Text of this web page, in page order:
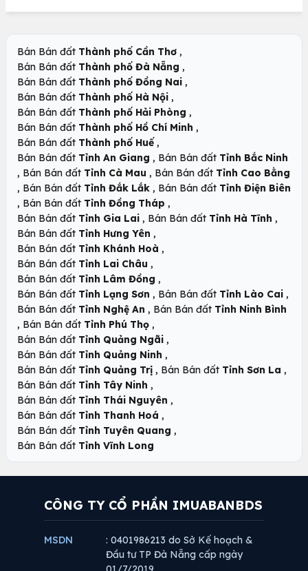
Bán Bán đất Thành phố Cần Thơ ,
Bán Bán đất Thành phố Đà Nẵng ,
Bán Bán đất Thành phố Đồng Nai ,
Bán Bán đất Thành phố Hà Nội ,
Bán Bán đất Thành phố Hải Phòng ,
Bán Bán đất Thành phố Hồ Chí Minh ,
Bán Bán đất Thành phố Huế ,
Bán Bán đất Tỉnh An Giang , Bán Bán đất Tỉnh Bắc Ninh
, Bán Bán đất Tỉnh Cà Mau , Bán Bán đất Tỉnh Cao Bằng
, Bán Bán đất Tỉnh Đắk Lắk , Bán Bán đất Tỉnh Điện Biên
, Bán Bán đất Tỉnh Đồng Tháp ,
Bán Bán đất Tỉnh Gia Lai , Bán Bán đất Tỉnh Hà Tĩnh ,
Bán Bán đất Tỉnh Hưng Yên ,
Bán Bán đất Tỉnh Khánh Hoà ,
Bán Bán đất Tỉnh Lai Châu ,
Bán Bán đất Tỉnh Lâm Đồng ,
Bán Bán đất Tỉnh Lạng Sơn , Bán Bán đất Tỉnh Lào Cai ,
Bán Bán đất Tỉnh Nghệ An , Bán Bán đất Tỉnh Ninh Bình
, Bán Bán đất Tỉnh Phú Thọ ,
Bán Bán đất Tỉnh Quảng Ngãi ,
Bán Bán đất Tỉnh Quảng Ninh ,
Bán Bán đất Tỉnh Quảng Trị , Bán Bán đất Tỉnh Sơn La ,
Bán Bán đất Tỉnh Tây Ninh ,
Bán Bán đất Tỉnh Thái Nguyên ,
Bán Bán đất Tỉnh Thanh Hoá ,
Bán Bán đất Tỉnh Tuyên Quang ,
Bán Bán đất Tỉnh Vĩnh Long
CÔNG TY CỔ PHẦN IMUABANBDS
MSDN
: 0401986213 do Sở Kế hoạch &
Đầu tư TP Đà Nẵng cấp ngày